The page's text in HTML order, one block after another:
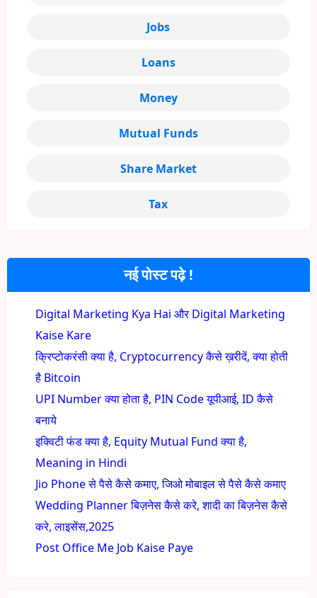
नई पोस्ट पढ़े !
Digital Marketing Kya Hai और Digital Marketing
Kaise Kare
क्रिप्टोकरंसी क्या है, Cryptocurrency कैसे ख़रीदें, क्या होती
है Bitcoin
UPI Number क्या होता है, PIN Code यूपीआई, ID कैसे
बनाये
इक्विटी फंड क्या है, Equity Mutual Fund क्या है,
Meaning in Hindi
Jio Phone से पैसे कैसे कमाए, जिओ मोबाइल से पैसे कैसे कमाए
Wedding Planner बिज़नेस कैसे करे, शादी का बिज़नेस कैसे
करे, लाइसेंस,2025
Post Office Me Job Kaise Paye
Jobs
Loans
Money
Mutual Funds
Share Market
Tax